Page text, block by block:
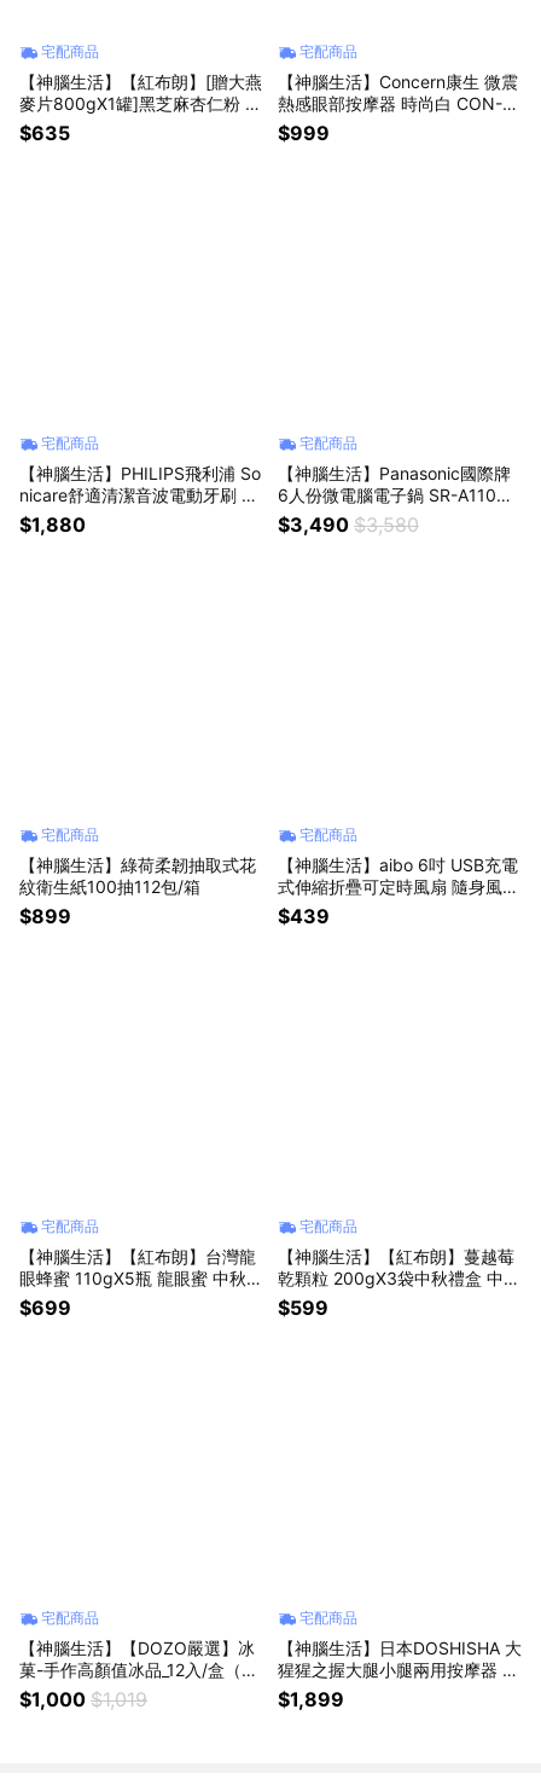
宅配商品
【神腦生活】【紅布朗】[贈大燕
麥片800gX1罐]黑芝麻杏仁粉 4
50gX2罐 中秋禮盒 中秋贈禮 中
秋送禮 拜年 春節 送禮 年貨 過年
$635
宅配商品
【神腦生活】Concern康生 微震
熱感眼部按摩器 時尚白 CON-5
57 內建藍牙音響播放音樂 眼部
按摩 恆溫熱敷
$999
宅配商品
【神腦生活】PHILIPS飛利浦 So
nicare舒適清潔音波電動牙刷 量
子黑 HX5070/01
$1,880
宅配商品
【神腦生活】Panasonic國際牌
6人份微電腦電子鍋 SR-A110D
炊飯器 煮飯鍋
$3,490 $3,580
宅配商品
【神腦生活】綠荷柔韌抽取式花
紋衛生紙100抽112包/箱
$899
宅配商品
【神腦生活】aibo 6吋 USB充電
式伸縮折疊可定時風扇 隨身風扇
充電無線風扇 小風扇 迷你風扇
$439
宅配商品
【神腦生活】【紅布朗】台灣龍
眼蜂蜜 110gX5瓶 龍眼蜜 中秋禮
盒 中秋贈禮 中秋送禮 拜年 春節
送禮 年貨 過年
$699
宅配商品
【神腦生活】【紅布朗】蔓越莓
乾顆粒 200gX3袋中秋禮盒 中秋
禮盒 中秋贈禮 中秋送禮 拜年 春
節 送禮 年貨 過年
$599
宅配商品
【神腦生活】【DOZO嚴選】冰
菓-手作高顏值冰品_12入/盒（莓
奶滋x3+藍莓優格x3+芒果x3
+波霸奶茶x3）冰棒 雪糕 冰 中
$1,000 $1,019
宅配商品
【神腦生活】日本DOSHISHA 大
猩猩之握大腿小腿兩用按摩器 G
RM-2501PK GRM-2501PU GR
M-2501GY 類按摩槍 按摩小腿
$1,899